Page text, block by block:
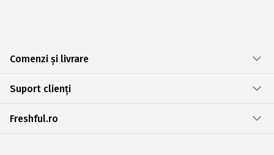
Comenzi și livrare
Suport clienți
Freshful.ro